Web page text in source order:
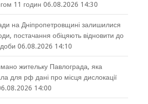
11 годин 06.08.2026 14:30
на Дніпропетровщині залишилися
постачання обіцяють відновити до
06.08.2026 14:10
жительку Павлограда, яка
для рф дані про місця дислокації
14:00